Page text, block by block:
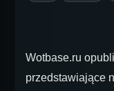
Wotbase.ru
przedstawiające